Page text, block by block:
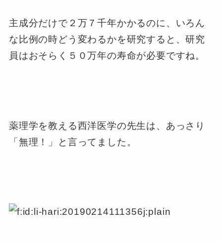
主成分だけで２万７千年かかるのに、いろん
な比例の時どう変わるかを研究すると、研究
員はおそらく５０万年の寿命が必要ですね。
薬理学を教える西洋医学の先生は、あっさり
「無理！」と言ってました。